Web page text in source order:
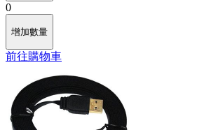
0
增加數量
前往購物車